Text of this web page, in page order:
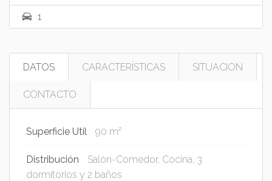
1
DATOS CARACTERÍSTICAS SITUACION
CONTACTO
Superficie Util 90 m²
Distribución
Salón-Comedor, Cocina, 3
dormitorios y 2 baños